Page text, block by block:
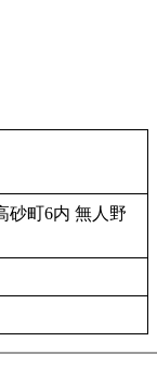
砂町6内 無人野